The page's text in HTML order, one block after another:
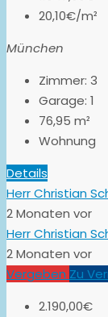
20,10€/m²
München
Zimmer: 3
Garage: 1
76,95 m²
Wohnung
Details
Herr Christian
2 Monaten vor
Herr Christian
2 Monaten vor
Vergeben Zu
2.190,00€